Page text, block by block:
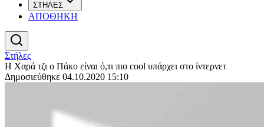
ΣΤΗΛΕΣ
ΑΠΟΘΗΚΗ
Στήλες
Η Χαρά τζι ο Πάκο είναι ό,τι πιο cool υπάρχει στο ίντερνετ
Δημοσιεύθηκε 04.10.2020 15:10